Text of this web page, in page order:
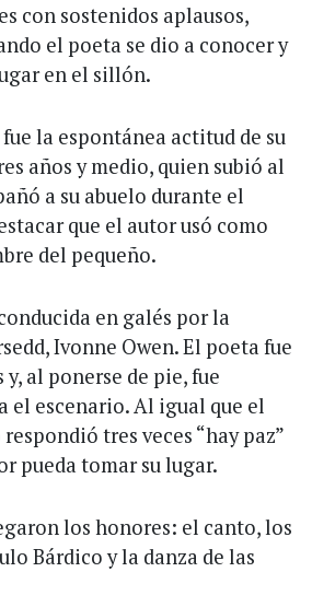
con sostenidos aplausos,
el poeta se dio a conocer y
en el sillón.
la espontánea actitud de su
años y medio, quien subió al
a su abuelo durante el
que el autor usó como
del pequeño.
en galés por la
Ivonne Owen. El poeta fue
al ponerse de pie, fue
el escenario. Al igual que el
tres veces “hay paz”
pueda tomar su lugar.
los honores: el canto, los
Bárdico y la danza de las